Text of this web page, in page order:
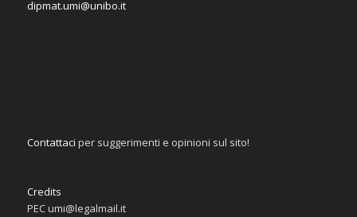
dipmat.umi@unibo.it
Contattaci per suggerimenti e opinioni sul sito!
Credits
PEC umi@legalmail.it